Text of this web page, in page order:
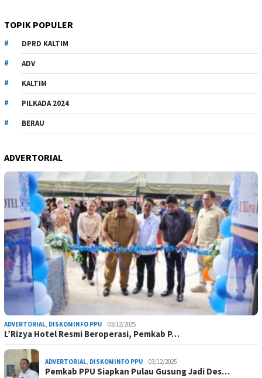
TOPIK POPULER
DPRD KALTIM
ADV
KALTIM
PILKADA 2024
BERAU
ADVERTORIAL
ADVERTORIAL, DISKOMINFO PPU 03/12/2025
L’Rizya Hotel Resmi Beroperasi, Pemkab P…
ADVERTORIAL, DISKOMINFO PPU 03/12/2025
Pemkab PPU Siapkan Pulau Gusung Jadi Des…